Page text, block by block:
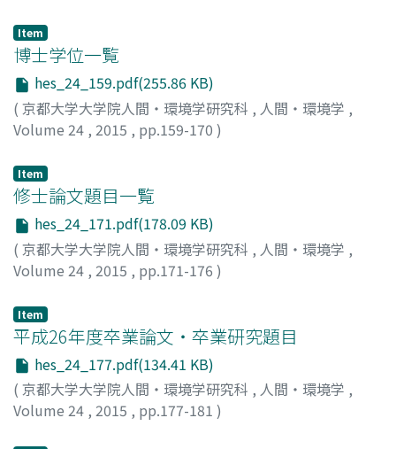
禅の儀式に対する嚮往を示して作品を結んでいる.唐の太
宗が作られた「帝京篇」では「帝王」の意識を持った彼の
権力の及ぶ空間での行い及び企望が示され, その空問を背
景として志を述べている(述志).この空間と志向は帝王とし
ての身分がなければ経験できるものではない.それは題目
の「帝京」―「帝」の「京」と呼応している.
Item
博士学位一覧
hes_24_159.pdf(255.86 KB)
( 京都大学大学院人間・環境学研究科 , 人間・環境学 ,
Volume 24 , 2015 , pp.159-170 )
Item
修士論文題目一覧
hes_24_171.pdf(178.09 KB)
( 京都大学大学院人間・環境学研究科 , 人間・環境学 ,
Volume 24 , 2015 , pp.171-176 )
Item
平成26年度卒業論文・卒業研究題目
hes_24_177.pdf(134.41 KB)
( 京都大学大学院人間・環境学研究科 , 人間・環境学 ,
Volume 24 , 2015 , pp.177-181 )